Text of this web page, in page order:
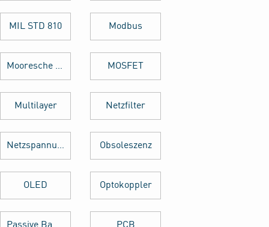
MIL STD 810 Modbus
Mooresche Gesetz MOSFET
Multilayer Netzfilter
Netzspannung Obsoleszenz
OLED Optokoppler
PCB